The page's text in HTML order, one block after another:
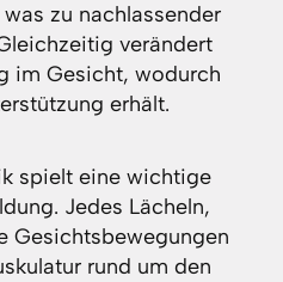
zu nachlassender
verändert
im Gesicht, wodurch
erhält.
spielt eine wichtige
Jedes Lächeln,
Gesichtsbewegungen
rund um den